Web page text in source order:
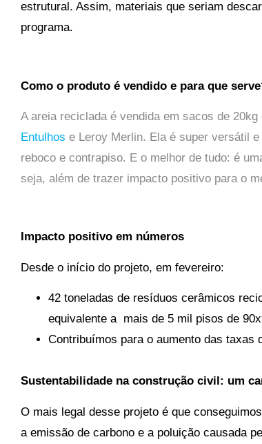
estrutural. Assim, materiais que seriam
programa.
Como o produto é vendido e para que
A areia reciclada é vendida em sacos de
Entulhos e Leroy Merlin. Ela é super versátil
reboco e contrapiso. E o melhor de tudo: é
seja, além de trazer impacto positivo para o
Impacto positivo em números
Desde o início do projeto, em fevereiro:
42 toneladas de resíduos cerâmicos
equivalente a mais de 5 mil pisos de
Contribuímos para o aumento das taxas
Sustentabilidade na construção civil: um
O mais legal desse projeto é que
a emissão de carbono e a poluição causada